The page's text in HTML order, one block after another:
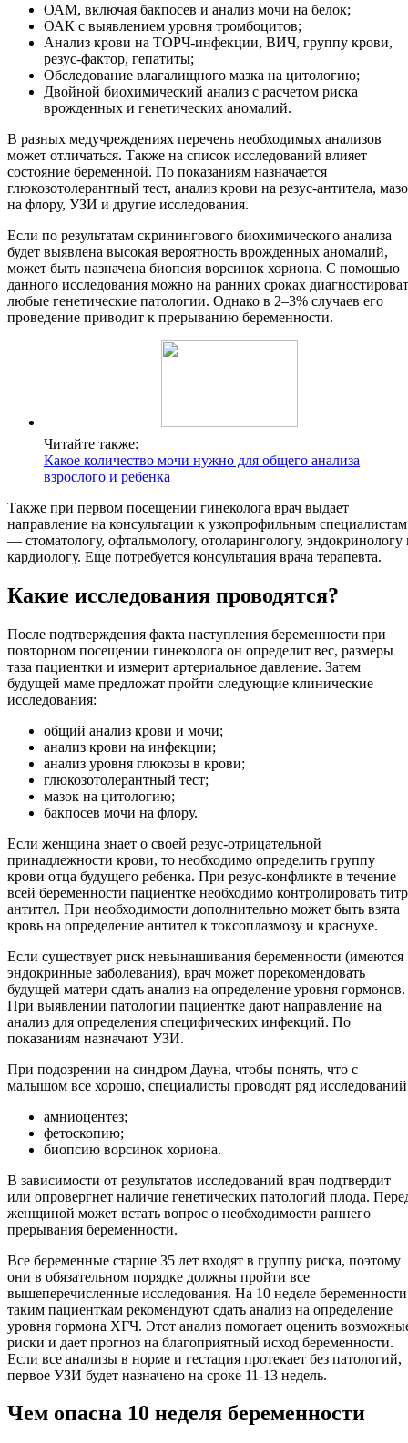
ОАМ, включая бакпосев и анализ мочи на белок;
ОАК с выявлением уровня тромбоцитов;
Анализ крови на ТОРЧ-инфекции, ВИЧ, группу крови,
резус-фактор, гепатиты;
Обследование влагалищного мазка на цитологию;
Двойной биохимический анализ с расчетом риска
врожденных и генетических аномалий.
В разных медучреждениях перечень необходимых анализов
может отличаться. Также на список исследований влияет
состояние беременной. По показаниям назначается
глюкозотолерантный тест, анализ крови на резус-антитела,
на флору, УЗИ и другие исследования.
Если по результатам скринингового биохимического анализа
будет выявлена высокая вероятность врожденных аномалий,
может быть назначена биопсия ворсинок хориона. С помощью
данного исследования можно на ранних сроках
любые генетические патологии. Однако в 2–3% случаев его
проведение приводит к прерыванию беременности.
Читайте также:
Какое количество мочи нужно для общего анализа
взрослого и ребенка
Также при первом посещении гинеколога врач выдает
направление на консультации к узкопрофильным специалистам
— стоматологу, офтальмологу, отоларингологу, эндокринологу
кардиологу. Еще потребуется консультация врача терапевта.
Какие исследования проводятся?
После подтверждения факта наступления беременности при
повторном посещении гинеколога он определит вес, размеры
таза пациентки и измерит артериальное давление. Затем
будущей маме предложат пройти следующие клинические
исследования:
общий анализ крови и мочи;
анализ крови на инфекции;
анализ уровня глюкозы в крови;
глюкозотолерантный тест;
мазок на цитологию;
бакпосев мочи на флору.
Если женщина знает о своей резус-отрицательной
принадлежности крови, то необходимо определить группу
крови отца будущего ребенка. При резус-конфликте в течение
всей беременности пациентке необходимо контролировать титр
антител. При необходимости дополнительно может быть взята
кровь на определение антител к токсоплазмозу и краснухе.
Если существует риск невынашивания беременности (имеются
эндокринные заболевания), врач может порекомендовать
будущей матери сдать анализ на определение уровня гормонов.
При выявлении патологии пациентке дают направление на
анализ для определения специфических инфекций. По
показаниям назначают УЗИ.
При подозрении на синдром Дауна, чтобы понять, что с
малышом все хорошо, специалисты проводят ряд
амниоцентез;
фетоскопию;
биопсию ворсинок хориона.
В зависимости от результатов исследований врач подтвердит
или опровергнет наличие генетических патологий плода.
женщиной может встать вопрос о необходимости раннего
прерывания беременности.
Все беременные старше 35 лет входят в группу риска, поэтому
они в обязательном порядке должны пройти все
вышеперечисленные исследования. На 10 неделе беременности
таким пациенткам рекомендуют сдать анализ на определение
уровня гормона ХГЧ. Этот анализ помогает оценить
риски и дает прогноз на благоприятный исход беременности.
Если все анализы в норме и гестация протекает без патологий,
первое УЗИ будет назначено на сроке 11-13 недель.
Чем опасна 10 неделя беременности